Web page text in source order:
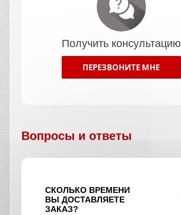
Получить консультацию
ПЕРЕЗВОНИТЕ МНЕ
Вопросы и ответы
СКОЛЬКО ВРЕМЕНИ
ВЫ ДОСТАВЛЯЕТЕ
ЗАКАЗ?